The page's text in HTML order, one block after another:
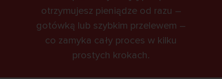
otrzymujesz pieniądze od razu –
gotówką lub szybkim przelewem –
co zamyka cały proces w kilku
prostych krokach.